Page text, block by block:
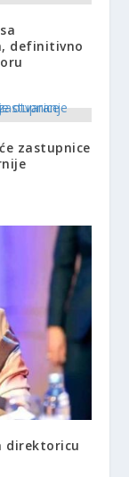
definitivno
zastupnice
direktoricu